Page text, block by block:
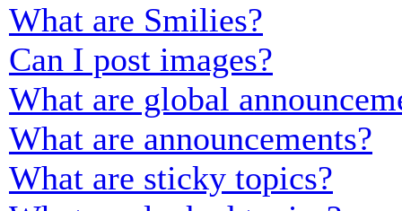
What are Smilies?
Can I post images?
What are global
What are announcements?
What are sticky topics?